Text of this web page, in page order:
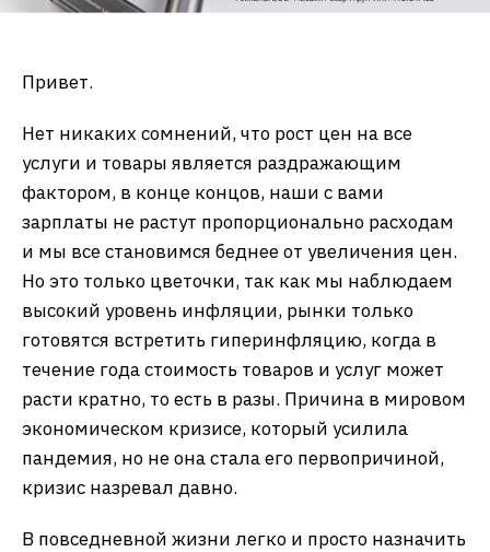
Привет.
Нет никаких сомнений, что рост цен на все
услуги и товары является раздражающим
фактором, в конце концов, наши с вами
зарплаты не растут пропорционально расходам
и мы все становимся беднее от увеличения цен.
Но это только цветочки, так как мы наблюдаем
высокий уровень инфляции, рынки только
готовятся встретить гиперинфляцию, когда в
течение года стоимость товаров и услуг может
расти кратно, то есть в разы. Причина в мировом
экономическом кризисе, который усилила
пандемия, но не она стала его первопричиной,
кризис назревал давно.
В повседневной жизни легко и просто назначить